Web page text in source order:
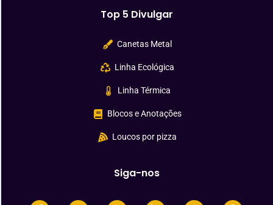
Top 5 Divulgar
Canetas Metal
Linha Ecológica
Linha Térmica
Blocos e Anotações
Loucos por pizza
Siga-nos